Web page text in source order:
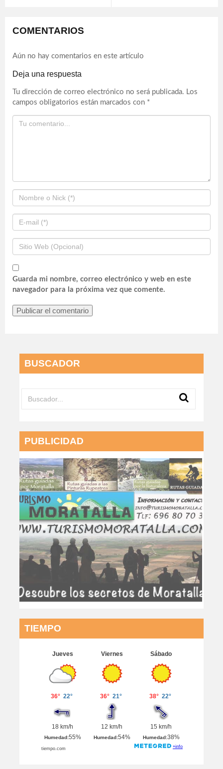
COMENTARIOS
Aún no hay comentarios en este artículo
Deja una respuesta
Tu dirección de correo electrónico no será publicada. Los
campos obligatorios están marcados con *
Guarda mi nombre, correo electrónico y web en este
navegador para la próxima vez que comente.
BUSCADOR
PUBLICIDAD
TIEMPO